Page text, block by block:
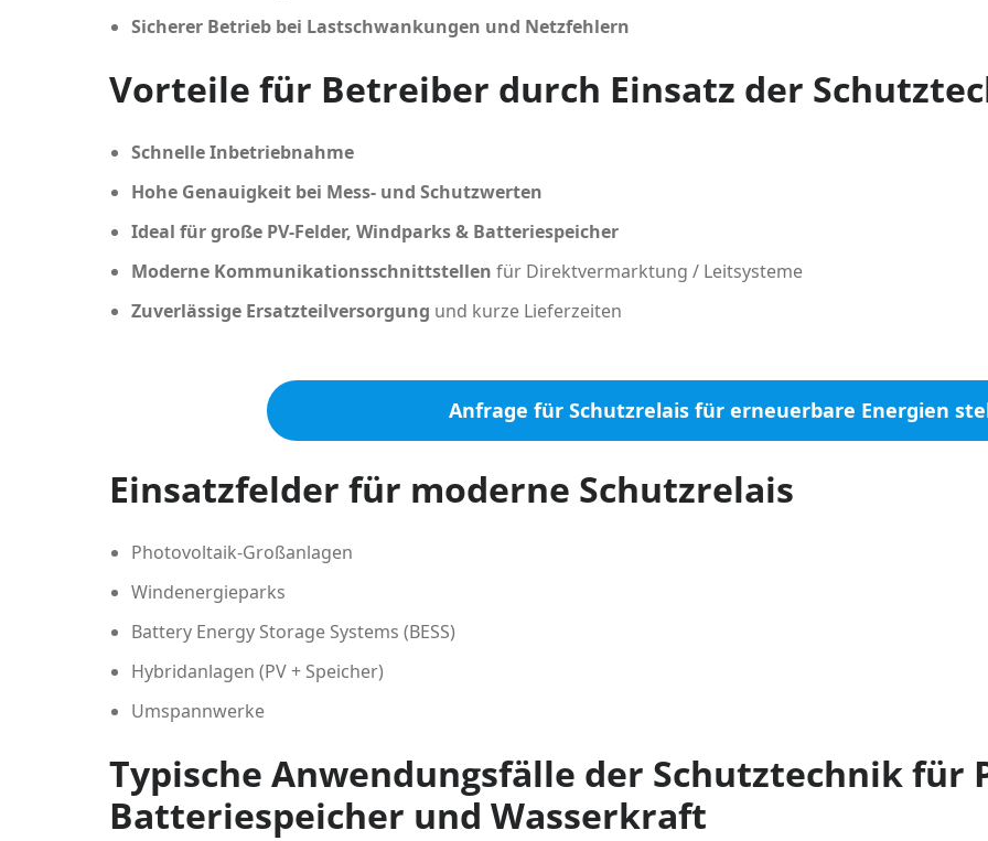
Sicherer Betrieb bei Lastschwankungen und Netzfehlern
Vorteile für Betreiber durch Einsatz der
Schnelle Inbetriebnahme
Hohe Genauigkeit bei Mess- und Schutzwerten
Ideal für große PV-Felder, Windparks & Batteriespeicher
Moderne Kommunikationsschnittstellen für Direktvermarktung / Leitsysteme
Zuverlässige Ersatzteilversorgung und kurze Lieferzeiten
Anfrage für Schutzrelais für erneuerbare Energien
Einsatzfelder für moderne Schutzrelais
Photovoltaik-Großanlagen
Windenergieparks
Battery Energy Storage Systems (BESS)
Hybridanlagen (PV + Speicher)
Umspannwerke
Typische Anwendungsfälle der Schutztechnik für
Batteriespeicher und Wasserkraft